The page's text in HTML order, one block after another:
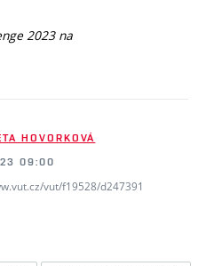
2023 na
HOVORKOVÁ
09:00
vut/f19528/d247391